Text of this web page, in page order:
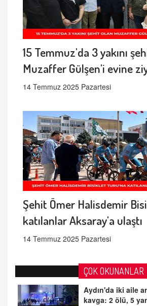
15 Temmuz'da 3 yakını
Muzaffer Gülşen'i evine
14 Temmuz 2025 Pazartesi
Şehit Ömer Halisdemir
katılanlar Aksaray'a ulaştı
14 Temmuz 2025 Pazartesi
ÇOK OKUNANLAR
Aydın'da iki aile
kavga: 2 ölü, 5